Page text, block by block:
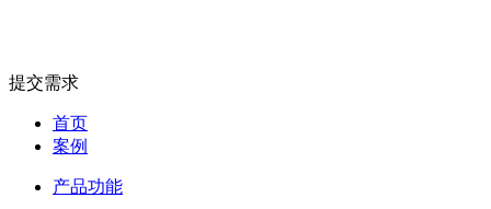
提交需求
首页
案例
产品功能